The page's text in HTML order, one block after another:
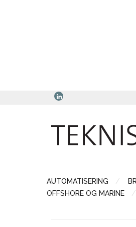
AUTOMATISERING
OFFSHORE OG MARINE